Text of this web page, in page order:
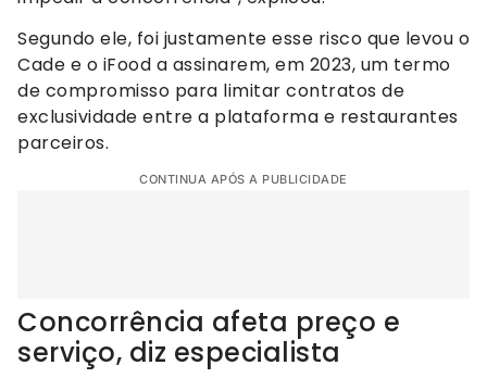
Segundo ele, foi justamente esse risco que levou o
Cade e o iFood a assinarem, em 2023, um termo
de compromisso para limitar contratos de
exclusividade entre a plataforma e restaurantes
parceiros.
CONTINUA APÓS A PUBLICIDADE
Concorrência afeta preço e
serviço, diz especialista